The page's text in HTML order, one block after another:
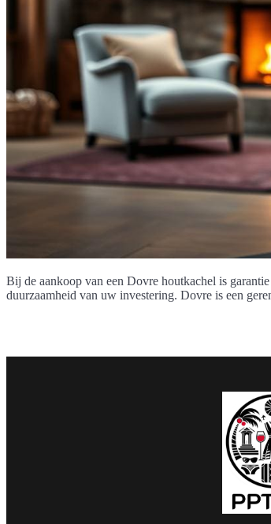
Bij de aankoop van een Dovre houtkachel is
duurzaamheid van uw investering. Dovre is een